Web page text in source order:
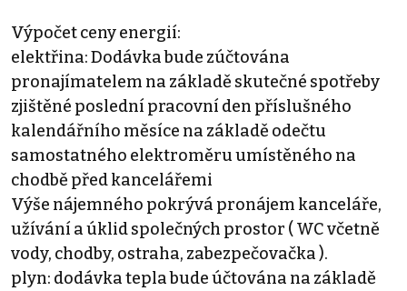
Výpočet ceny energií:
elektřina: Dodávka bude zúčtována
pronajímatelem na základě skutečné spotřeby
zjištěné poslední pracovní den příslušného
kalendářního měsíce na základě odečtu
samostatného elektroměru umístěného na
chodbě před kancelářemi
Výše nájemného pokrývá pronájem kanceláře,
užívání a úklid společných prostor ( WC včetně
vody, chodby, ostraha, zabezpečovačka ).
plyn: dodávka tepla bude účtována na základě